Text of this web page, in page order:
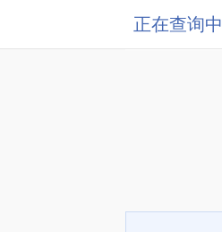
正在查询中